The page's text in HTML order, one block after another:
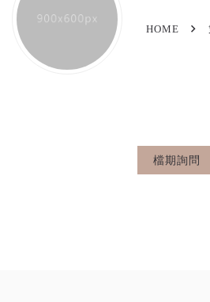
HOME
檔期詢問